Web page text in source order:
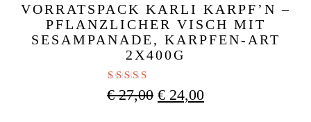
VORRATSPACK KARLI KARPF’N –
PFLANZLICHER VISCH MIT
SESAMPANADE, KARPFEN-ART
2X400G
Bewertet mit
4.67
€27,00 Ursprünglicher
€ 24,00Aktueller